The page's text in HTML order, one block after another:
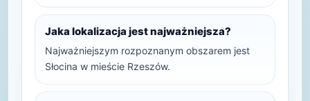
Jaka lokalizacja jest najważniejsza?
Najważniejszym rozpoznanym obszarem jest
Słocina w mieście Rzeszów.